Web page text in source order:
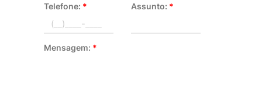
Telefone: * Assunto: *
Mensagem: *